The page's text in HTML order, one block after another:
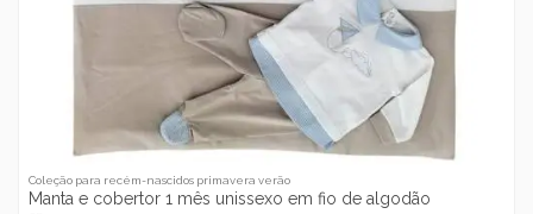
Coleção para recém-nascidos primavera verão
Manta e cobertor 1 mês unissexo em fio de algodão